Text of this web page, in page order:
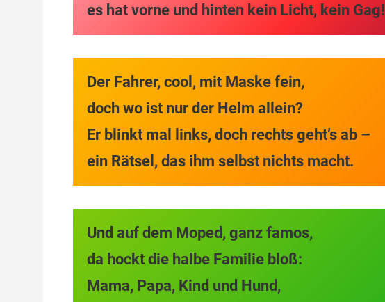
es hat vorne und hinten kein Licht, kein Gag!
Der Fahrer, cool, mit Maske fein,
doch wo ist nur der Helm allein?
Er blinkt mal links, doch rechts geht’s ab –
ein Rätsel, das ihm selbst nichts macht.
Und auf dem Moped, ganz famos,
da hockt die halbe Familie bloß:
Mama, Papa, Kind und Hund,